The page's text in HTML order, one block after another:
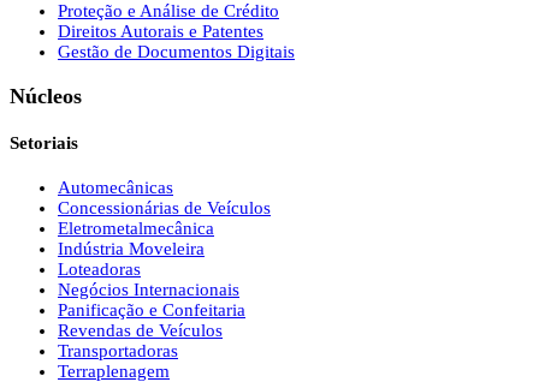
Proteção e Análise de Crédito
Direitos Autorais e Patentes
Gestão de Documentos Digitais
Núcleos
Setoriais
Automecânicas
Concessionárias de Veículos
Eletrometalmecânica
Indústria Moveleira
Loteadoras
Negócios Internacionais
Panificação e Confeitaria
Revendas de Veículos
Transportadoras
Terraplenagem